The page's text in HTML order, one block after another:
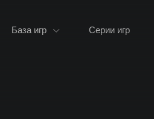
База игр Серии игр